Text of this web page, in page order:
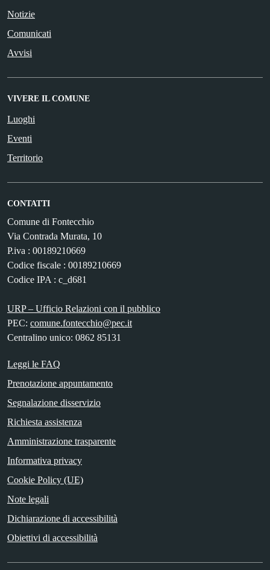
Notizie
Comunicati
Avvisi
VIVERE IL COMUNE
Luoghi
Eventi
Territorio
CONTATTI
Comune di Fontecchio
Via Contrada Murata, 10
P.iva : 00189210669
Codice fiscale : 00189210669
Codice IPA : c_d681
URP – Ufficio Relazioni con il pubblico
PEC: comune.fontecchio@pec.it
Centralino unico: 0862 85131
Leggi le FAQ
Prenotazione appuntamento
Segnalazione disservizio
Richiesta assistenza
Amministrazione trasparente
Informativa privacy
Cookie Policy (UE)
Note legali
Dichiarazione di accessibilità
Obiettivi di accessibilità